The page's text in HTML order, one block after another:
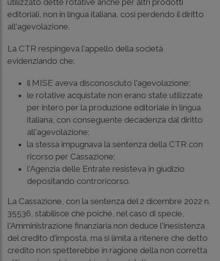
utilizzato dette rotative anche per altri prodotti
editoriali, non in lingua italiana, così perdendo il diritto
all'agevolazione.
La CTR respingeva l'appello della società
evidenziando che:
il MISE aveva disconosciuto l'agevolazione;
le rotative acquistate non erano state utilizzate
per intero per la produzione editoriale in lingua
italiana, con conseguente decadenza dal diritto
all'agevolazione;
la stessa impugnava la sentenza della CTR con
ricorso per Cassazione;
l'Agenzia delle Entrate resisteva in giudizio
depositando controricorso.
La Cassazione, con la sentenza del 2 dicembre 2022 n.
35536, stabilisce che poiché, nel caso di specie,
l'Amministrazione finanziaria non deduce l'inesistenza
del credito d'imposta, ma si limita a ritenere che detto
credito non spetterebbe in ragione della non corretta